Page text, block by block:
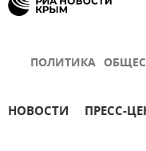
ПОЛИТИКА
НОВОСТИ ПРЕСС-